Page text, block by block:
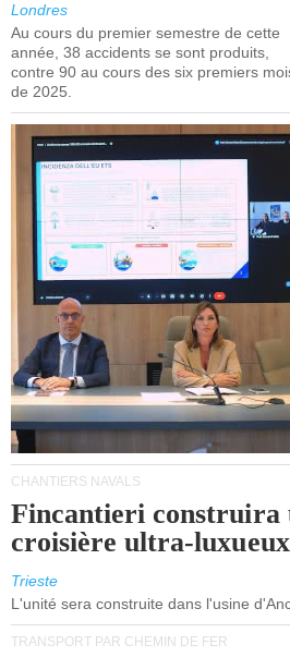
Londres
Au cours du premier semestre de cette
année, 38 accidents se sont produits,
contre 90 au cours des six premiers
de 2025.
CHANTIERS NAVALS
Fincantieri construira
croisière ultra-
Trieste
L'unité sera construite dans l'usine
TRANSPORT PAR CHEMIN DE FER